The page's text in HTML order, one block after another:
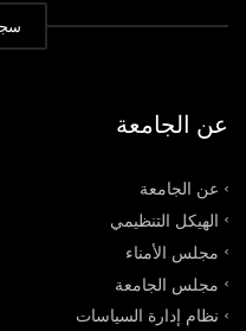
عن الجامعة
عن الجامعة
الهيكل التنظيمي
مجلس الأمناء
مجلس الجامعة
نظام إدارة السياسات